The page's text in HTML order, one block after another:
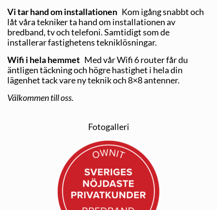
Vi tar hand om installationen Kom igång snabbt och
låt våra tekniker ta hand om installationen av
bredband, tv och telefoni. Samtidigt som de
installerar fastighetens tekniklösningar.
Wifi i hela hemmet Med vår Wifi 6 router får du
äntligen täckning och högre hastighet i hela din
lägenhet tack vare ny teknik och 8×8 antenner.
Välkommen till oss.
Fotogalleri